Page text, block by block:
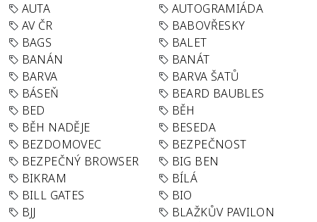
AUTA
AUTOGRAMIÁDA
AV ČR
BABOVŘESKY
BAGS
BALET
BANÁN
BANÁT
BARVA
BARVA ŠATŮ
BÁSEŇ
BEARD BAUBLES
BED
BĚH
BĚH NADĚJE
BESEDA
BEZDOMOVEC
BEZPEČNOST
BEZPEČNÝ BROWSER
BIG BEN
BIKRAM
BÍLÁ
BILL GATES
BIO
BJJ
BLAŽKŮV PAVILON